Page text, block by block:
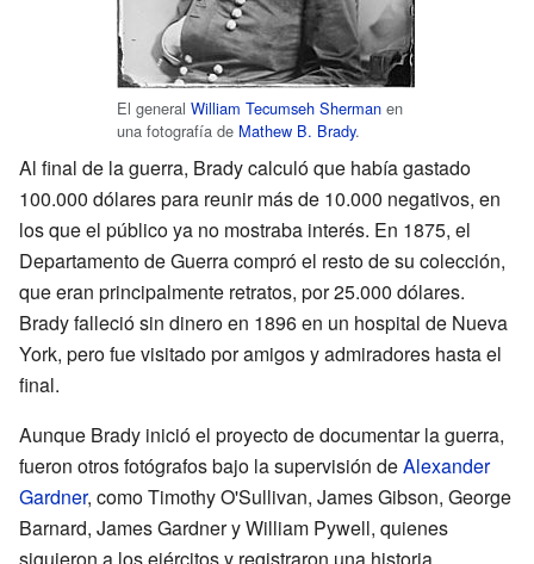
El general William Tecumseh Sherman en
una fotografía de Mathew B. Brady.
Al final de la guerra, Brady calculó que había gastado
100.000 dólares para reunir más de 10.000 negativos, en
los que el público ya no mostraba interés. En 1875, el
Departamento de Guerra compró el resto de su colección,
que eran principalmente retratos, por 25.000 dólares.
Brady falleció sin dinero en 1896 en un hospital de Nueva
York, pero fue visitado por amigos y admiradores hasta el
final.
Aunque Brady inició el proyecto de documentar la guerra,
fueron otros fotógrafos bajo la supervisión deAlexander
Gardner, como Timothy O'Sullivan, James Gibson, George
Barnard, James Gardner y William Pywell, quienes